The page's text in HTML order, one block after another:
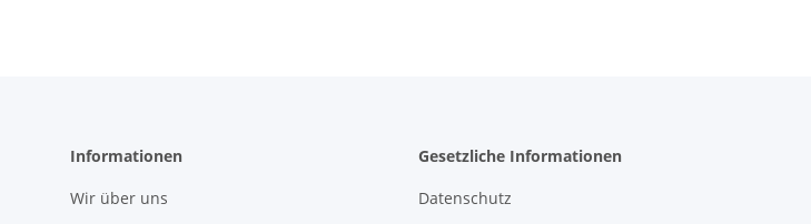
Informationen
Wir über uns
Gesetzliche Informationen
Datenschutz